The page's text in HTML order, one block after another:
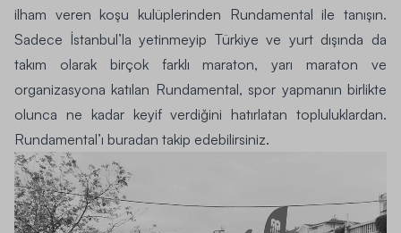
ilham veren koşu kulüplerinden Rundamental ile tanışın.
Sadece İstanbul’la yetinmeyip Türkiye ve yurt dışında da
takım olarak birçok farklı maraton, yarı maraton ve
organizasyona katılan Rundamental, spor yapmanın birlikte
olunca ne kadar keyif verdiğini hatırlatan topluluklardan.
Rundamental’ı buradan takip edebilirsiniz.